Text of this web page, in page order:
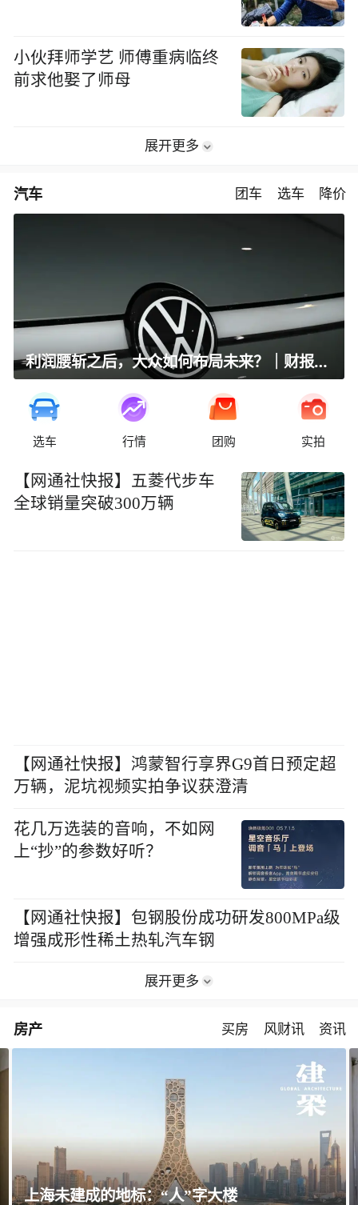
小伙拜师学艺 师傅重病临终
前求他娶了师母
展开更多
汽车 团车 选车 降价
利润腰斩之后，大众如何布局未来？｜财报全视角
选车 行情 团购 实拍
【网通社快报】五菱代步车
全球销量突破300万辆
【网通社快报】鸿蒙智行享界G9首日预定超
万辆，泥坑视频实拍争议获澄清
花几万选装的音响，不如网
上“抄”的参数好听？
【网通社快报】包钢股份成功研发800MPa级
增强成形性稀土热轧汽车钢
展开更多
房产 买房 风财讯 资讯
人”字大楼 飘窗竟然能变身全屋C